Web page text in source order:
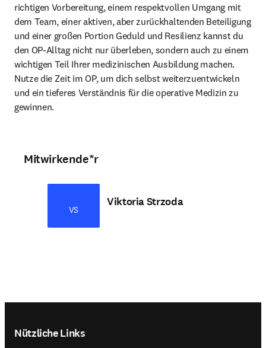
richtigen Vorbereitung, einem respektvollen Umgang mit
dem Team, einer aktiven, aber zurückhaltenden Beteiligung
und einer großen Portion Geduld und Resilienz kannst du
den OP-Alltag nicht nur überleben, sondern auch zu einem
wichtigen Teil Ihrer medizinischen Ausbildung machen.
Nutze die Zeit im OP, um dich selbst weiterzuentwickeln
und ein tieferes Verständnis für die operative Medizin zu
gewinnen.
Mitwirkende*r
VS
Viktoria Strzoda
Nützliche Links